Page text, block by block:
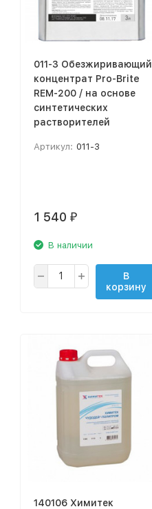
011-3 Обезжиривающий
концентрат Pro-Brite
REM-200 / на основе
синтетических
растворителей
Артикул: 011-3
1 540 ₽
В наличии
В
корзину
140106 Химитек